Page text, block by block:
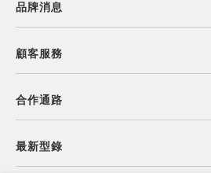
品牌消息
顧客服務
合作通路
最新型錄